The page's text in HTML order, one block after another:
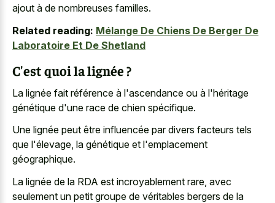
ajout à de nombreuses familles.
Related reading: Mélange De Chiens De Berger De
Laboratoire Et De Shetland
C'est quoi la lignée ?
La lignée fait référence à l'ascendance ou à l'héritage
génétique d'une race de chien spécifique.
Une lignée peut être influencée par divers facteurs tels
que l'élevage, la génétique et l'emplacement
géographique.
La lignée de la RDA est incroyablement rare, avec
seulement un petit groupe de véritables bergers de la